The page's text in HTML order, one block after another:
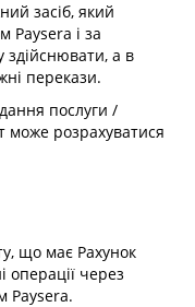
засіб, який
Paysera і за
здійснювати, а в
перекази.
послуги /
може розрахуватися
що має Рахунок
операції через
Paysera.